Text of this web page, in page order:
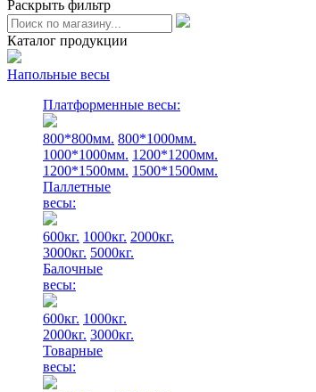
Раскрыть фильтр
Каталог продукции
Напольные весы
Платформенные весы:
800*800мм. 800*1000мм.
1000*1000мм. 1200*1200мм.
1200*1500мм. 1500*1500мм.
Паллетные
весы:
600кг. 1000кг. 2000кг.
3000кг. 5000кг.
Балочные
весы:
600кг. 1000кг.
2000кг. 3000кг.
Товарные
весы: